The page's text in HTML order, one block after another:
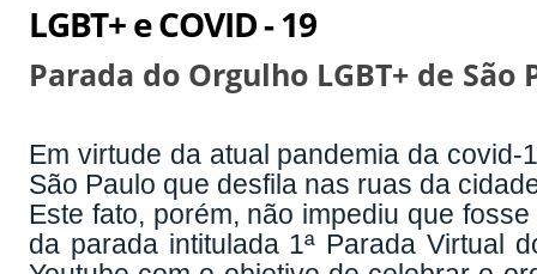
LGBT+ e COVID - 19
Parada do Orgulho LGBT+ de São
Em virtude da atual pandemia da
São Paulo que desfila nas ruas da
Este fato, porém, não impediu que
da parada intitulada 1ª Parada Virtual